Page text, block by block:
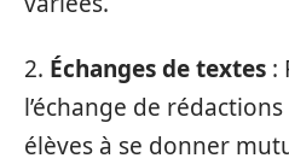
2. Échanges de textes :
l’échange de
élèves à se donner